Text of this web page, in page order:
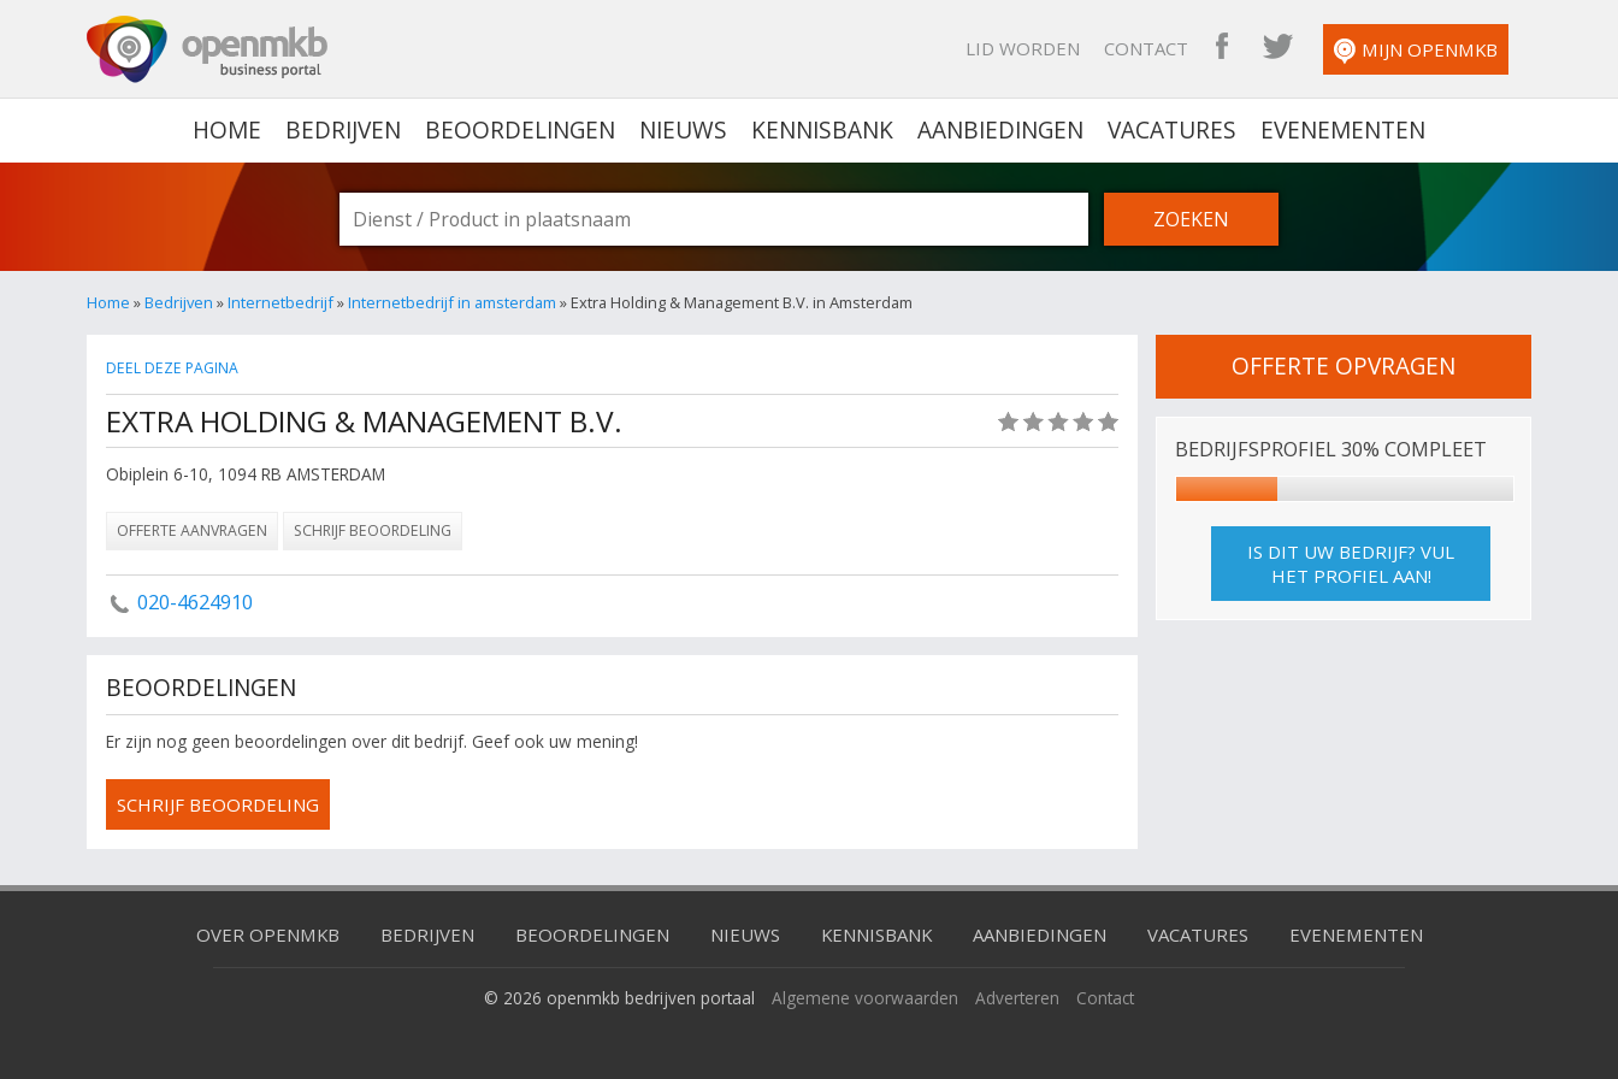
LID WORDEN CONTACT OPENMKB FACEBOOK
OPENMKB TWITTER
MIJN OPENMKB
HOME BEDRIJVEN BEOORDELINGEN NIEUWS KENNISBANK AANBIEDINGEN VACATURES EVENEMENTEN
Home »Bedrijven »Internetbedrijf»Internetbedrijf in amsterdam » Extra Holding & Management B.V. in Amsterdam
DEEL DEZE PAGINA
EXTRA HOLDING & MANAGEMENT B.V.
Obiplein 6-10, 1094 RB AMSTERDAM
OFFERTE AANVRAGEN SCHRIJF BEOORDELING
020-4624910
BEOORDELINGEN
Er zijn nog geen beoordelingen over dit bedrijf. Geef ook uw mening!
SCHRIJF BEOORDELING
OFFERTE OPVRAGEN
BEDRIJFSPROFIEL 30% COMPLEET
IS DIT UW BEDRIJF? VUL
HET PROFIEL AAN!
OVER OPENMKB BEDRIJVEN BEOORDELINGEN NIEUWS KENNISBANK AANBIEDINGEN VACATURES EVENEMENTEN
© 2026 openmkb bedrijven portaal Algemene voorwaarden Adverteren Contact